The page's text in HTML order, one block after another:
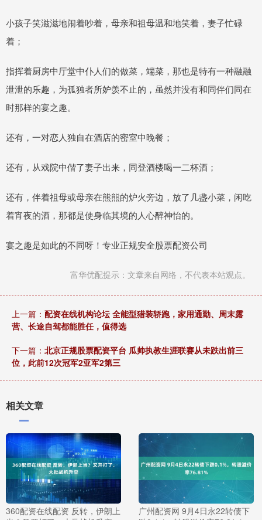
小孩子笑滋滋地闹着吵着，母亲和祖母温和地笑着，妻子忙碌
着；
指挥着厨房中厅堂中仆人们的做菜，端菜，那也是特有一种融融
泄泄的乐趣，为孤独者所妒羡不止的，虽然并没有和同伴们同在
时那样的宴之趣。
还有，一对恋人独自在酒店的密室中晚餐；
还有，从戏院中偕了妻子出来，同登酒楼喝一二杯酒；
还有，伴着祖母或母亲在熊熊的炉火旁边，放了几盏小菜，闲吃
着宵夜的酒，那都是使身临其境的人心醉神怡的。
宴之趣是如此的不同呀！专业正规安全股票配资公司
富华优配提示：文章来自网络，不代表本站观点。
上一篇： 配资在线机构论坛 全能型猎装轿跑，家用通勤、周末露
营、长途自驾都能胜任，值得选
下一篇： 北京正规股票配资平台 瓜帅执教生涯联赛从未跌出前三
位，此前12次冠军2亚军2第三
相关文章
360配资在线配资 反转，伊朗上
广州配资网 9月4日永22转债下